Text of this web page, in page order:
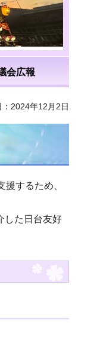
会広報
：2024年12月2日
するため、
した日台友好